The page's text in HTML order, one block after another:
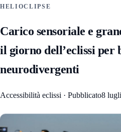
HELIOCLIPSE
Carico sensoriale e
il giorno dell’eclissi per
neurodivergenti
Accessibilità eclissi · Pubblicato8